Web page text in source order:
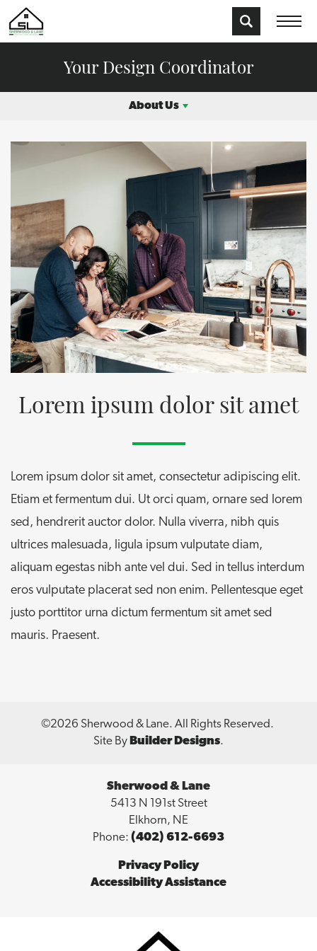
Your Design Coordinator
About Us
Lorem ipsum dolor sit amet
Lorem ipsum dolor sit amet, consectetur adipiscing elit.
Etiam et fermentum dui. Ut orci quam, ornare sed lorem
sed, hendrerit auctor dolor. Nulla viverra, nibh quis
ultrices malesuada, ligula ipsum vulputate diam,
aliquam egestas nibh ante vel dui. Sed in tellus interdum
eros vulputate placerat sed non enim. Pellentesque eget
justo porttitor urna dictum fermentum sit amet sed
mauris. Praesent.
©2026 Sherwood & Lane. All Rights Reserved.
Site By Builder Designs.
Sherwood & Lane
5413 N 191st Street
Elkhorn, NE
Phone: (402) 612-6693
Privacy Policy
Accessibility Assistance